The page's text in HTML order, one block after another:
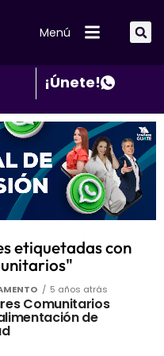
Menú
¡Únete!
etiquetadas con
5 años atrás
Comunitarios
de